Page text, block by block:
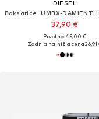
DIESEL
37,90 €
Prvotno: 45,00 €
Zadnja najnižja cena26,91